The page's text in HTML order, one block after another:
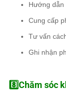
Hướng dẫn
Cung cấp
Tư vấn
Ghi nhận
8️⃣Chăm sóc